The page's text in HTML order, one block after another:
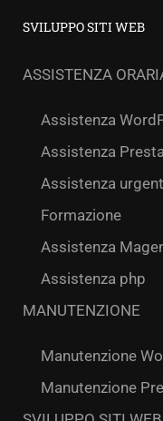
SVILUPPO SITI WEB
ASSISTENZA
Assistenza
Assistenza
Assistenza
Formazione
Assistenza
Assistenza php
MANUTENZIONE
Manutenzione
Manutenzione